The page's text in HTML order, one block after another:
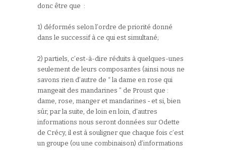
donc être que :
1) déformés selon l’ordre de priorité donné
dans le successif à ce qui est simultané;
2) partiels, c’est-à-dire réduits à quelques-unes
seulement de leurs composantes (ainsi nous ne
savons rien d’autre de “ la dame en rose qui
mangeait des mandarines ” de Proust que :
dame, rose, manger et mandarines ‑ et si, bien
sûr, par la suite, de loin en loin, d’autres
informations nous seront données sur Odette
de Crécy, il est à souligner que chaque fois c’est
un groupe (ou une combinaison) d’informations